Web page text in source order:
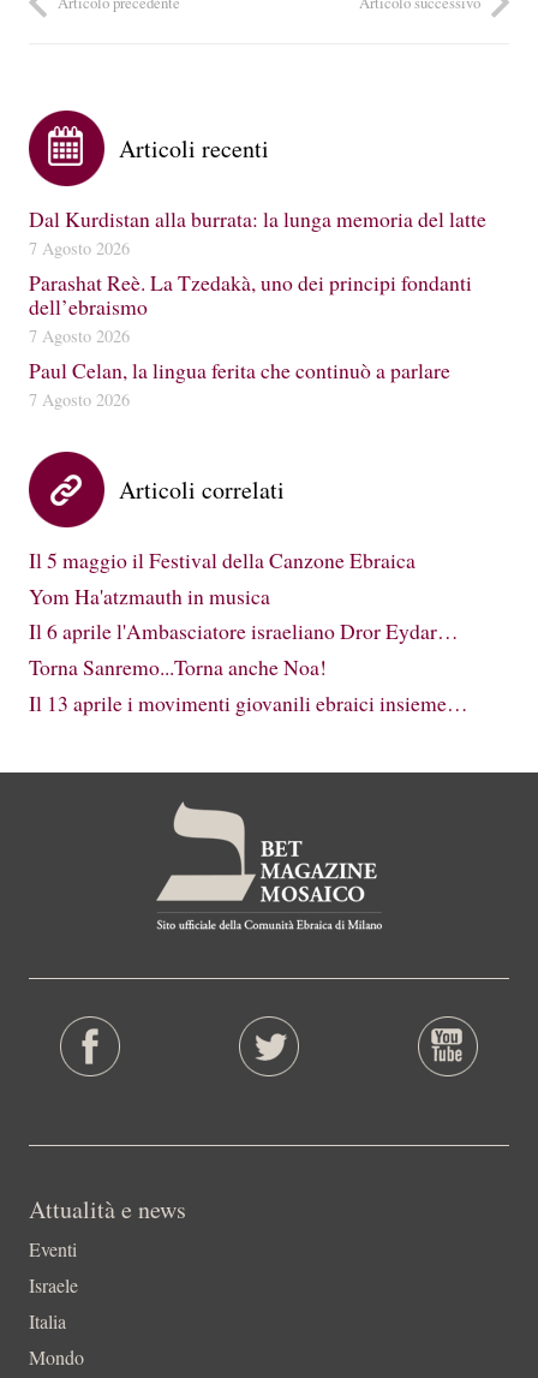
Articoli recenti
Dal Kurdistan alla burrata: la lunga memoria del latte
7 Agosto 2026
Parashat Reè. La Tzedakà, uno dei principi fondanti
dell’ebraismo
7 Agosto 2026
Paul Celan, la lingua ferita che continuò a parlare
7 Agosto 2026
Articoli correlati
Il 5 maggio il Festival della Canzone Ebraica
Yom Ha'atzmauth in musica
Il 6 aprile l'Ambasciatore israeliano Dror Eydar…
Torna Sanremo...Torna anche Noa!
Il 13 aprile i movimenti giovanili ebraici insieme…
Attualità e news
Eventi
Israele
Italia
Mondo